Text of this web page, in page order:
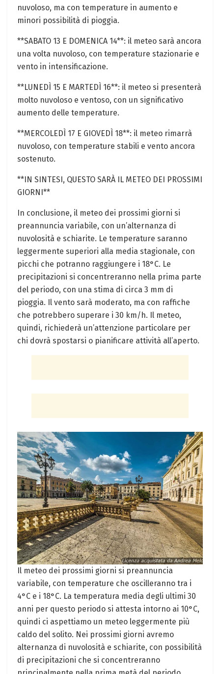
nuvoloso, ma con temperature in aumento e
minori possibilità di pioggia.
**SABATO 13 E DOMENICA 14**: il meteo sarà ancora
una volta nuvoloso, con temperature stazionarie e
vento in intensificazione.
**LUNEDÌ 15 E MARTEDÌ 16**: il meteo si presenterà
molto nuvoloso e ventoso, con un significativo
aumento delle temperature.
**MERCOLEDÌ 17 E GIOVEDÌ 18**: il meteo rimarrà
nuvoloso, con temperature stabili e vento ancora
sostenuto.
**IN SINTESI, QUESTO SARÀ IL METEO DEI PROSSIMI
GIORNI**
In conclusione, il meteo dei prossimi giorni si
preannuncia variabile, con un’alternanza di
nuvolosità e schiarite. Le temperature saranno
leggermente superiori alla media stagionale, con
picchi che potranno raggiungere i 18°C. Le
precipitazioni si concentreranno nella prima parte
del periodo, con una stima di circa 3 mm di
pioggia. Il vento sarà moderato, ma con raffiche
che potrebbero superare i 30 km/h. Il meteo,
quindi, richiederà un’attenzione particolare per
chi dovrà spostarsi o pianificare attività all’aperto.
Il meteo dei prossimi giorni si preannuncia
variabile, con temperature che oscilleranno tra i
4°C e i 18°C. La temperatura media degli ultimi 30
anni per questo periodo si attesta intorno ai 10°C,
quindi ci aspettiamo un meteo leggermente più
caldo del solito. Nei prossimi giorni avremo
alternanza di nuvolosità e schiarite, con possibilità
di precipitazioni che si concentreranno